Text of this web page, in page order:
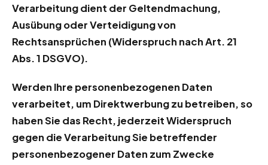
Verarbeitung dient der Geltendmachung,
Ausübung oder Verteidigung von
Rechtsansprüchen (Widerspruch nach Art. 21
Abs. 1 DSGVO).
Werden Ihre personenbezogenen Daten
verarbeitet, um Direktwerbung zu betreiben, so
haben Sie das Recht, jederzeit Widerspruch
gegen die Verarbeitung Sie betreffender
personenbezogener Daten zum Zwecke